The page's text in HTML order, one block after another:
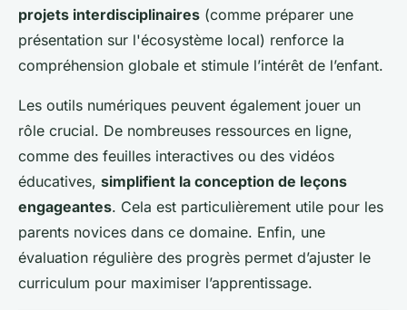
projets interdisciplinaires (comme préparer une
présentation sur l'écosystème local) renforce la
compréhension globale et stimule l’intérêt de l’enfant.
Les outils numériques peuvent également jouer un
rôle crucial. De nombreuses ressources en ligne,
comme des feuilles interactives ou des vidéos
éducatives, simplifient la conception de leçons
engageantes. Cela est particulièrement utile pour les
parents novices dans ce domaine. Enfin, une
évaluation régulière des progrès permet d’ajuster le
curriculum pour maximiser l’apprentissage.